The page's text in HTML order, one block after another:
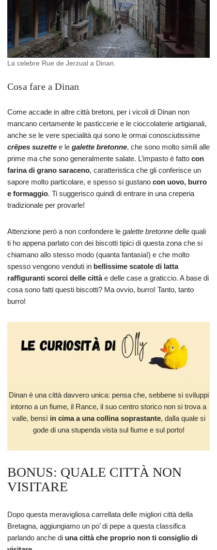
La celebre Rue de Jerzual a Dinan.
Cosa fare a Dinan
Come accade in altre città bretoni, per i vicoli di Dinan non
mancano certamente le pasticcerie e le cioccolaterie artigianali,
anche se le vere specialità qui sono le ormai conosciutissime
crêpes suzette e le galette bretonne, che sono molto simili alle
prime ma che sono generalmente salate. L’impasto è fatto con
farina di grano saraceno, caratteristica che gli conferisce un
sapore molto particolare, e spesso si gustano con uovo, burro
e formaggio. Ti suggerisco quindi di entrare in una creperia
tradizionale per provarle!
Attenzione però a non confondere le galette bretonne delle quali
ti ho appena parlato con dei biscotti tipici di questa zona che si
chiamano allo stesso modo (quanta fantasia!) e che molto
spesso vengono venduti in bellissime scatole di latta
raffiguranti scorci delle cittàe delle case a graticcio. A base di
cosa sono fatti questi biscotti? Ma ovvio, burro! Tanto, tanto
burro!
Dinan è una città davvero unica: pensa che, sebbene si sviluppi
intorno a un fiume, il Rance, il suo centro storico non si trova a
valle, bensì in cima a una collina soprastante, dalla quale si
gode di una stupenda vista sul fiume e sul porto!
BONUS: QUALE CITTÀ NON
VISITARE
Dopo questa meravigliosa carrellata delle migliori città della
Bretagna, aggiungiamo un po’ di pepe a questa classifica
parlando anche di una città che proprio non ti consiglio di